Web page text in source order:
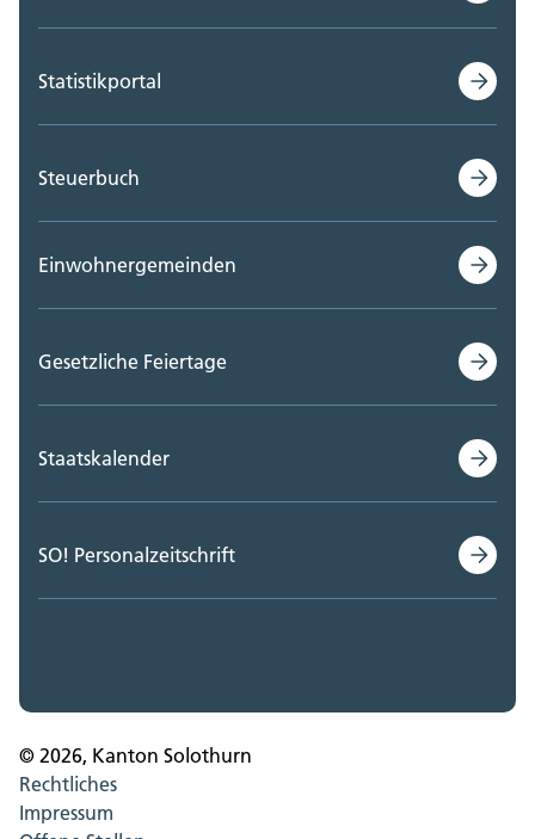
Statistikportal
Steuerbuch
Einwohnergemeinden
Gesetzliche Feiertage
Staatskalender
SO! Personalzeitschrift
© 2026, Kanton Solothurn
Rechtliches
Impressum